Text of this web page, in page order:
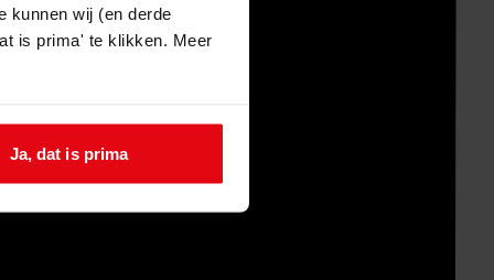
kunnen wij (en derde
is prima' te klikken. Meer
Ja, dat is prima